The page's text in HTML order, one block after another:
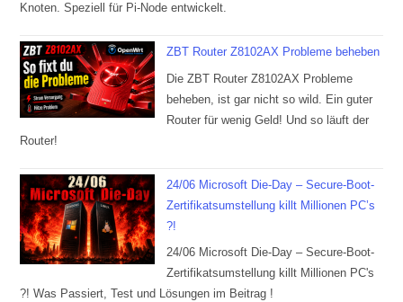
Knoten. Speziell für Pi-Node entwickelt.
ZBT Router Z8102AX Probleme beheben
Die ZBT Router Z8102AX Probleme
beheben, ist gar nicht so wild. Ein guter
Router für wenig Geld! Und so läuft der
Router!
24/06 Microsoft Die-Day – Secure-Boot-
Zertifikatsumstellung killt Millionen PC’s
?!
24/06 Microsoft Die-Day – Secure-Boot-
Zertifikatsumstellung killt Millionen PC's
?! Was Passiert, Test und Lösungen im Beitrag !